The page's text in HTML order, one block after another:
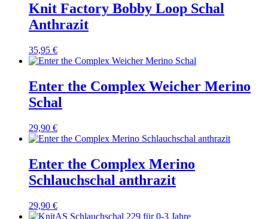
Knit Factory Bobby Loop Schal
Anthrazit
35,95 €
Enter the Complex Weicher Merino
Schal
29,90 €
Enter the Complex Merino
Schlauchschal anthrazit
29,90 €